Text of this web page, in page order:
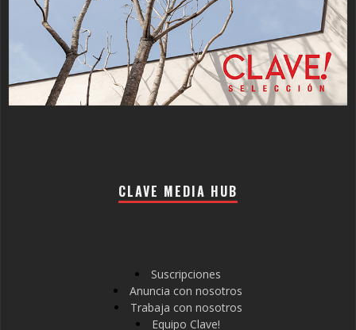
CLAVE MEDIA HUB
Suscripciones
Anuncia con nosotros
Trabaja con nosotros
Equipo Clave!